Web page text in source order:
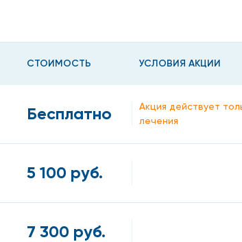
СТОИМОСТЬ УСЛОВИЯ АКЦИИ
Бесплатно
Акция действует
лечения
5 100 руб.
7 300 руб.